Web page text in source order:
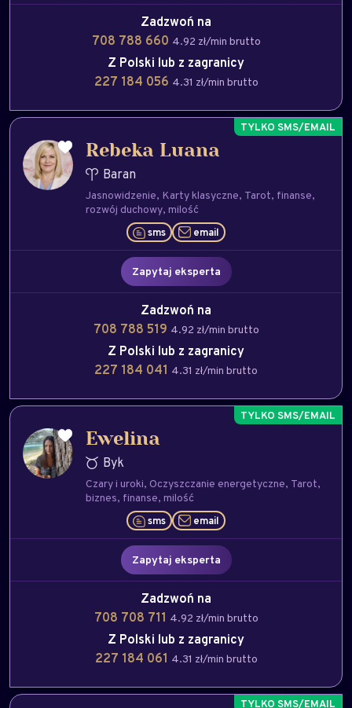
Zadzwoń na
708 788 660 4.92 zł/min brutto
Z Polski lub z zagranicy
227 184 056 4.31 zł/min brutto
Rebeka Luana
Baran
Jasnowidzenie Karty klasyczne Tarot finanse
rozwój duchowy milość
sms email
Zapytaj eksperta
Zadzwoń na
708 788 519 4.92 zł/min brutto
Z Polski lub z zagranicy
227 184 041 4.31 zł/min brutto
Ewelina
Byk
Czary i uroki Oczyszczanie energetyczne Tarot
biznes finanse milość
sms email
Zapytaj eksperta
Zadzwoń na
708 708 711 4.92 zł/min brutto
Z Polski lub z zagranicy
227 184 061 4.31 zł/min brutto